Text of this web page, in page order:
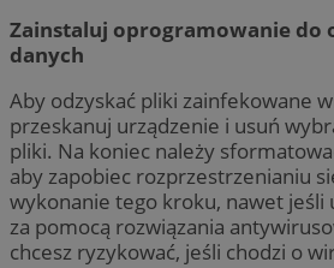
Zainstaluj oprogramowanie do
danych
Aby odzyskać pliki zainfekowane
przeskanuj urządzenie i usuń
pliki. Na koniec należy
aby zapobiec rozprzestrzenianiu
wykonanie tego kroku, nawet jeśli
za pomocą rozwiązania
chcesz ryzykować, jeśli chodzi o